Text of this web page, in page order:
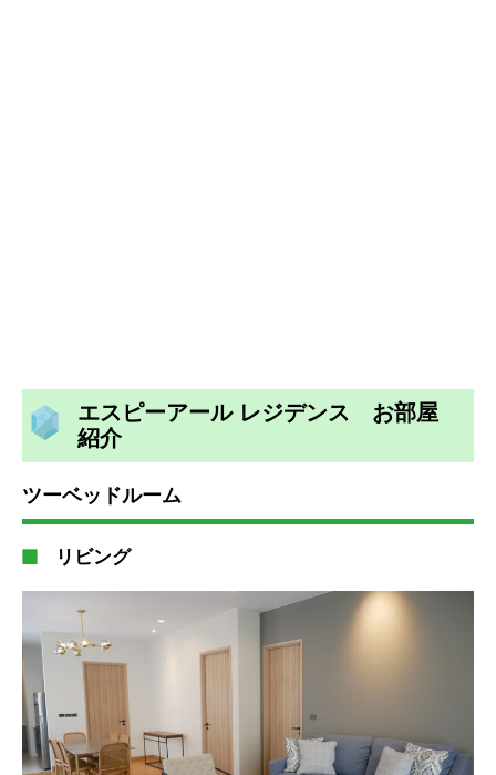
エスピーアール レジデンス お部屋
紹介
ツーベッドルーム
リビング